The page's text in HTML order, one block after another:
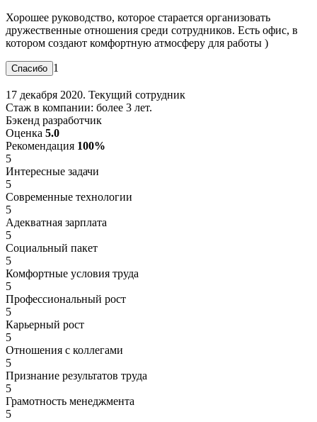
Хорошее руководство, которое старается организовать
дружественные отношения среди сотрудников. Есть офис, в
котором создают комфортную атмосферу для работы )
1
17 декабря 2020. Текущий сотрудник
Стаж в компании: более 3 лет.
Бэкенд разработчик
Оценка 5.0
Рекомендация 100%
5
Интересные задачи
5
Современные технологии
5
Адекватная зарплата
5
Социальный пакет
5
Комфортные условия труда
5
Профессиональный рост
5
Карьерный рост
5
Отношения с коллегами
5
Признание результатов труда
5
Грамотность менеджмента
5